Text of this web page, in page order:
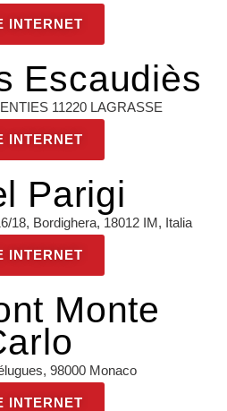
INTERNET
Escaudiès
11220 LAGRASSE
INTERNET
Parigi
18, Bordighera, 18012 IM, Italia
INTERNET
Monte
98000 Monaco
INTERNET